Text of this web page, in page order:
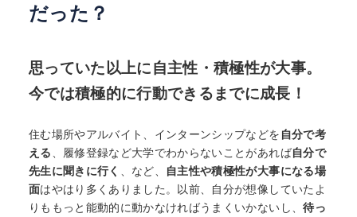
だった？
思っていた以上に自主性・積極性が大事。
今では積極的に行動できるまでに成長！
住む場所やアルバイト、インターンシップなどを 自分で考
える 、履修登録など大学でわからないことがあれば自分で
先生に聞きに行く
、など、
自主性や積極性が大事になる場
面はやはり多くありました。以前、自分が想像していたよ
りももっと能動的に動かなければうまくいかないし、待っ